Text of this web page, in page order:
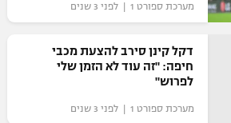
מערכת ספורט 1 | לפני 3 שנים
דקל קינן סירב להצעת מכבי
חיפה: "זה עוד לא הזמן שלי
לפרוש"
מערכת ספורט 1 | לפני 3 שנים